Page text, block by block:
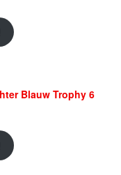
Blauw Trophy 6